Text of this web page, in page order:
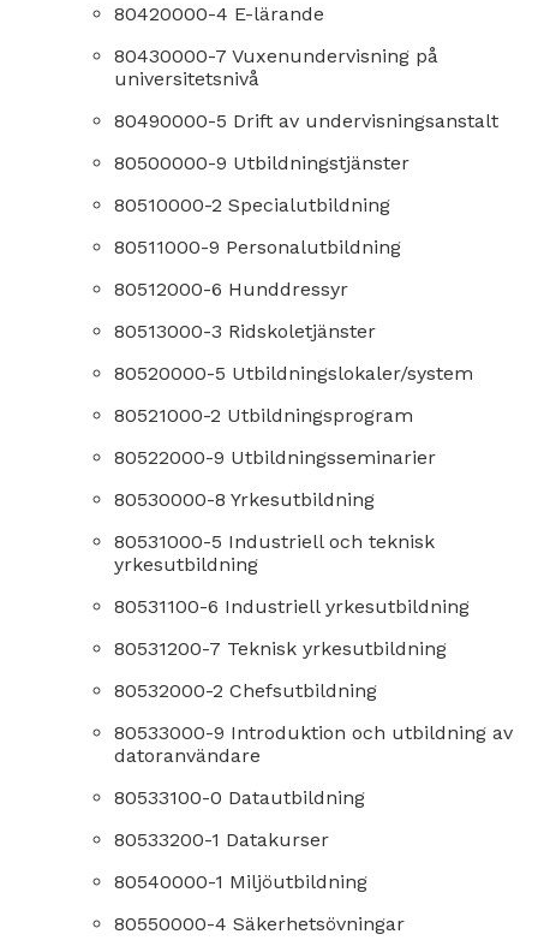
80420000-4 E-lärande
80430000-7 Vuxenundervisning på
universitetsnivå
80490000-5 Drift av undervisningsanstalt
80500000-9 Utbildningstjänster
80510000-2 Specialutbildning
80511000-9 Personalutbildning
80512000-6 Hunddressyr
80513000-3 Ridskoletjänster
80520000-5 Utbildningslokaler/system
80521000-2 Utbildningsprogram
80522000-9 Utbildningsseminarier
80530000-8 Yrkesutbildning
80531000-5 Industriell och teknisk
yrkesutbildning
80531100-6 Industriell yrkesutbildning
80531200-7 Teknisk yrkesutbildning
80532000-2 Chefsutbildning
80533000-9 Introduktion och utbildning av
datoranvändare
80533100-0 Datautbildning
80533200-1 Datakurser
80540000-1 Miljöutbildning
80550000-4 Säkerhetsövningar